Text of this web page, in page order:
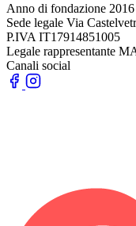
Anno di fondazione 2016
Sede legale Via
P.IVA IT17914851005
Legale rappresentante
Canali social